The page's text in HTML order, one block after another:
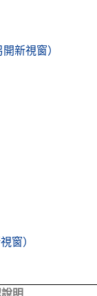
新視窗）
窗）